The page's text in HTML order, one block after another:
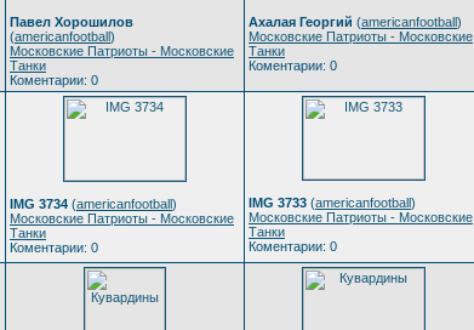
Павел Хорошилов
(americanfootball)
Московские Патриоты - Московские
Танки
Коментарии: 0
Ахалая Георгий (americanfootball)
Московские Патриоты - Московские
Танки
Коментарии: 0
IMG 3734 (americanfootball)
Московские Патриоты - Московские
Танки
Коментарии: 0
IMG 3733 (americanfootball)
Московские Патриоты - Московские
Танки
Коментарии: 0